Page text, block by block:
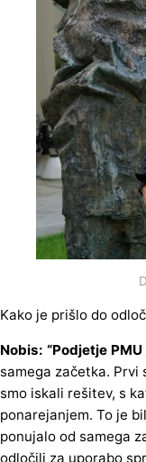
Kako je prišlo do
Nobis: “Podjetje PMU
samega začetka.
smo iskali rešitev, s
ponarejanjem. To je
ponujalo od samega
odločili za uporabo